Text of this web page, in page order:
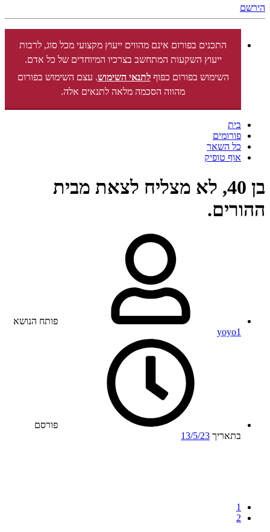
הירשם
התכנים בפורום אינם מהווים ייעוץ מקצועי מכל סוג, לרבות
ייעוץ השקעות המתחשב בצרכיו המיוחדים של כל אדם.
השימוש בפורום כפוףלתנאי השימוש. עצם השימוש בפורום
מהווה הסכמה מלאה לתנאים אלה.
בית
פורומים
כל השאר
אוף טופיק
בן 40, לא מצליח לצאת מבית
ההורים.
פותח הנושא
yoyo1
פורסם
בתאריך 13/5/23
1
2